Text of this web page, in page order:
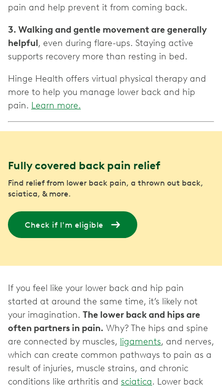
3. Walking and gentle movement are generally
helpful, even during flare-ups. Staying active
Hinge Health offers virtual physical therapy and
more to help you manage lower back and hip
pain. Learn more.
Fully covered back pain relief
Find relief from lower back pain, a thrown out back,
sciatica, & more.
Check if I'm eligible
If you feel like your lower back and hip pain
started at around the same time, it’s likely not
your imagination. The lower back and hips are
often partners in pain. Why? The hips and spine
are connected by muscles, ligaments, and nerves,
which can create common pathways to pain as a
result of injuries, muscle strains, and chronic
conditions like arthritis and sciatica. Lower back